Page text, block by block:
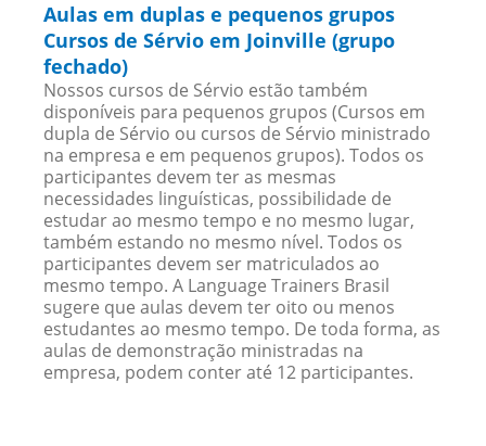
Aulas em duplas e pequenos grupos
Cursos de Sérvio em Joinville (grupo
fechado)
Nossos cursos de Sérvio estão também
disponíveis para pequenos grupos (Cursos em
dupla de Sérvio ou cursos de Sérvio ministrado
na empresa e em pequenos grupos). Todos os
participantes devem ter as mesmas
necessidades linguísticas, possibilidade de
estudar ao mesmo tempo e no mesmo lugar,
também estando no mesmo nível. Todos os
participantes devem ser matriculados ao
mesmo tempo. A Language Trainers Brasil
sugere que aulas devem ter oito ou menos
estudantes ao mesmo tempo. De toda forma, as
aulas de demonstração ministradas na
empresa, podem conter até 12 participantes.